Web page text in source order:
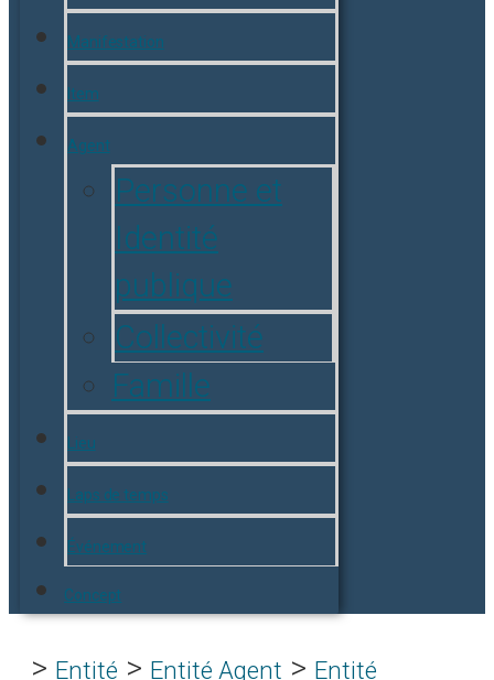
Manifestation
Item
Agent
Personne et
Identité
publique
Collectivité
Famille
Lieu
Laps de temps
Événement
Concept
Entité > Entité Agent > Entité